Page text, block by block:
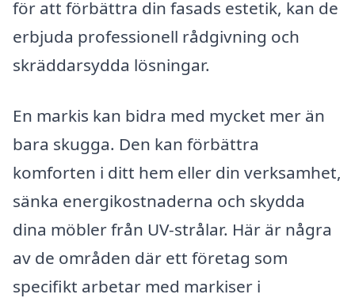
för att förbättra din fasads estetik, kan de
erbjuda professionell rådgivning och
skräddarsydda lösningar.
En markis kan bidra med mycket mer än
bara skugga. Den kan förbättra
komforten i ditt hem eller din verksamhet,
sänka energikostnaderna och skydda
dina möbler från UV-strålar. Här är några
av de områden där ett företag som
specifikt arbetar med markiser i